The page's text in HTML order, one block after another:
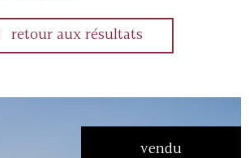
retour aux résultats
vendu